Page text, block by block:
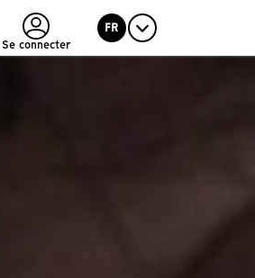
Se connecter
FR